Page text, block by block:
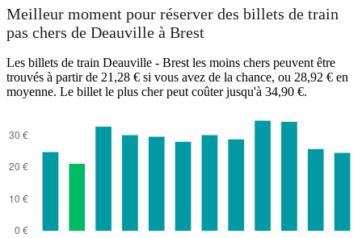
Meilleur moment pour réserver des billets de train
pas chers de Deauville à Brest
Les billets de train Deauville - Brest les moins chers peuvent être
trouvés à partir de 21,28 € si vous avez de la chance, ou 28,92 € en
moyenne. Le billet le plus cher peut coûter jusqu'à 34,90 €.